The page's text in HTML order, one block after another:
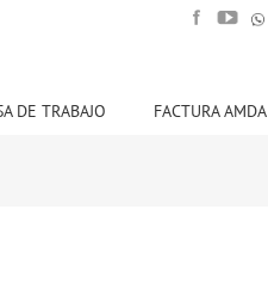
DE TRABAJO FACTURA AMDA